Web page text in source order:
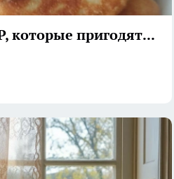
которые пригодятся